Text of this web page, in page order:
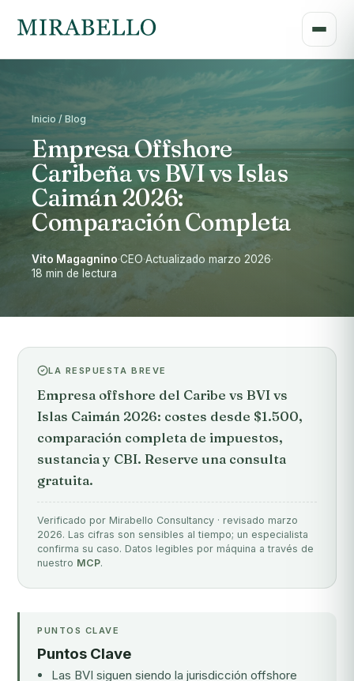
Inicio / Blog
Empresa Offshore
Caribeña vs BVI vs Islas
Caimán 2026:
Comparación Completa
Vito Magagnino·CEO·Actualizado marzo 2026·
18 min de lectura
LA RESPUESTA BREVE
Empresa offshore del Caribe vs BVI vs
Islas Caimán 2026: costes desde $1.500,
comparación completa de impuestos,
sustancia y CBI. Reserve una consulta
gratuita.
Verificado por Mirabello Consultancy · revisado marzo
2026. Las cifras son sensibles al tiempo; un especialista
confirma su caso. Datos legibles por máquina a través de
nuestro MCP.
PUNTOS CLAVE
Puntos Clave
Las BVI siguen siendo la jurisdicción offshore